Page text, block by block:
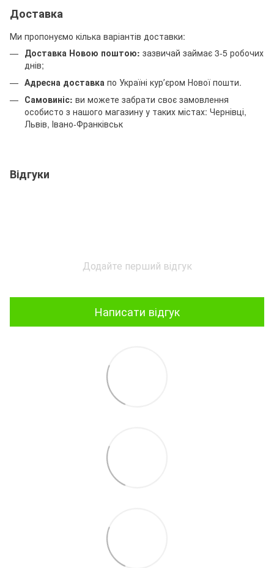
Доставка
Ми пропонуємо кілька варіантів доставки:
Доставка Новою поштою: зазвичай займає 3-5 робочих
днів;
Адресна доставка по Україні курʼєром Нової пошти.
Самовиніс: ви можете забрати своє замовлення
особисто з нашого магазину у таких містах: Чернівці,
Львів, Івано-Франківськ
Відгуки
Додайте перший відгук
Написати відгук